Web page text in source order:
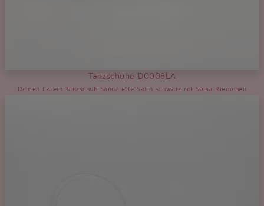
Tanzschuhe D0008LA
Damen Latein Tanzschuh Sandalette Satin schwarz rot Salsa Riemchen